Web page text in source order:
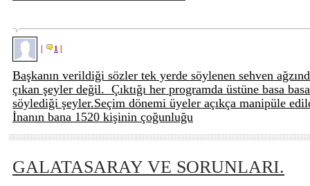
1
Başkanın verildiği sözler tek yerde söylenen sehven
çıkan şeyler değil. Çıktığı her programda üstüne basa basa
söylediği şeyler.Seçim dönemi üyeler açıkça manipüle
İnanın bana 1520 kişinin çoğunluğu
GALATASARAY VE SORUNLARI.